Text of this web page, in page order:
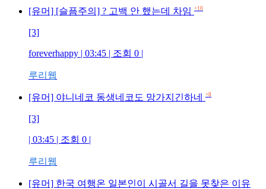
[유머] [슬픔주의] ? 고백 안 했는데 차임 +10
[3]
foreverhappy | 03:45 | 조회 0 |
루리웹
[유머] 야니네코 동생네코도 망가지긴하네 +8
[3]
| 03:45 | 조회 0 |
루리웹
[유머] 한국 여행온 일본인이 시골서 길을 못찾은 이유